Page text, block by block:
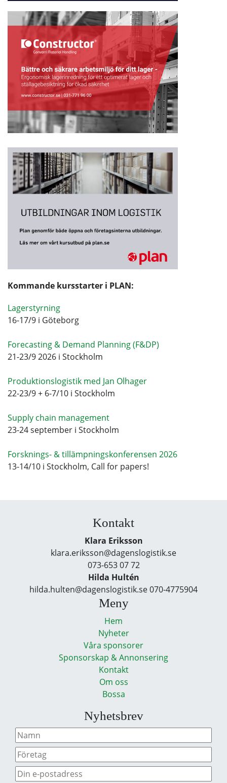
Kommande kursstarter i PLAN:
Lagerstyrning
16-17/9 i Göteborg
Forecasting & Demand Planning (F&DP)
21-23/9 2026 i Stockholm
Produktionslogistik med Jan Olhager
22-23/9 + 6-7/10 i Stockholm
Supply chain management
23-24 september i Stockholm
Forsknings- & tillämpningskonferensen 2026
13-14/10 i Stockholm, Call for papers!
Kontakt
Klara Eriksson
klara.eriksson@dagenslogistik.se
073-653 07 72
Hilda Hultén
hilda.hulten@dagenslogistik.se 070-4775904
Meny
Hem
Nyheter
Våra sponsorer
Sponsorskap & Annonsering
Kontakt
Om oss
Bossa
Nyhetsbrev